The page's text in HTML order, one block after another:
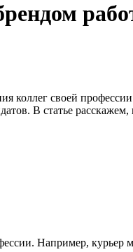
коллег своей
В статье расскажем,
Например, курьер